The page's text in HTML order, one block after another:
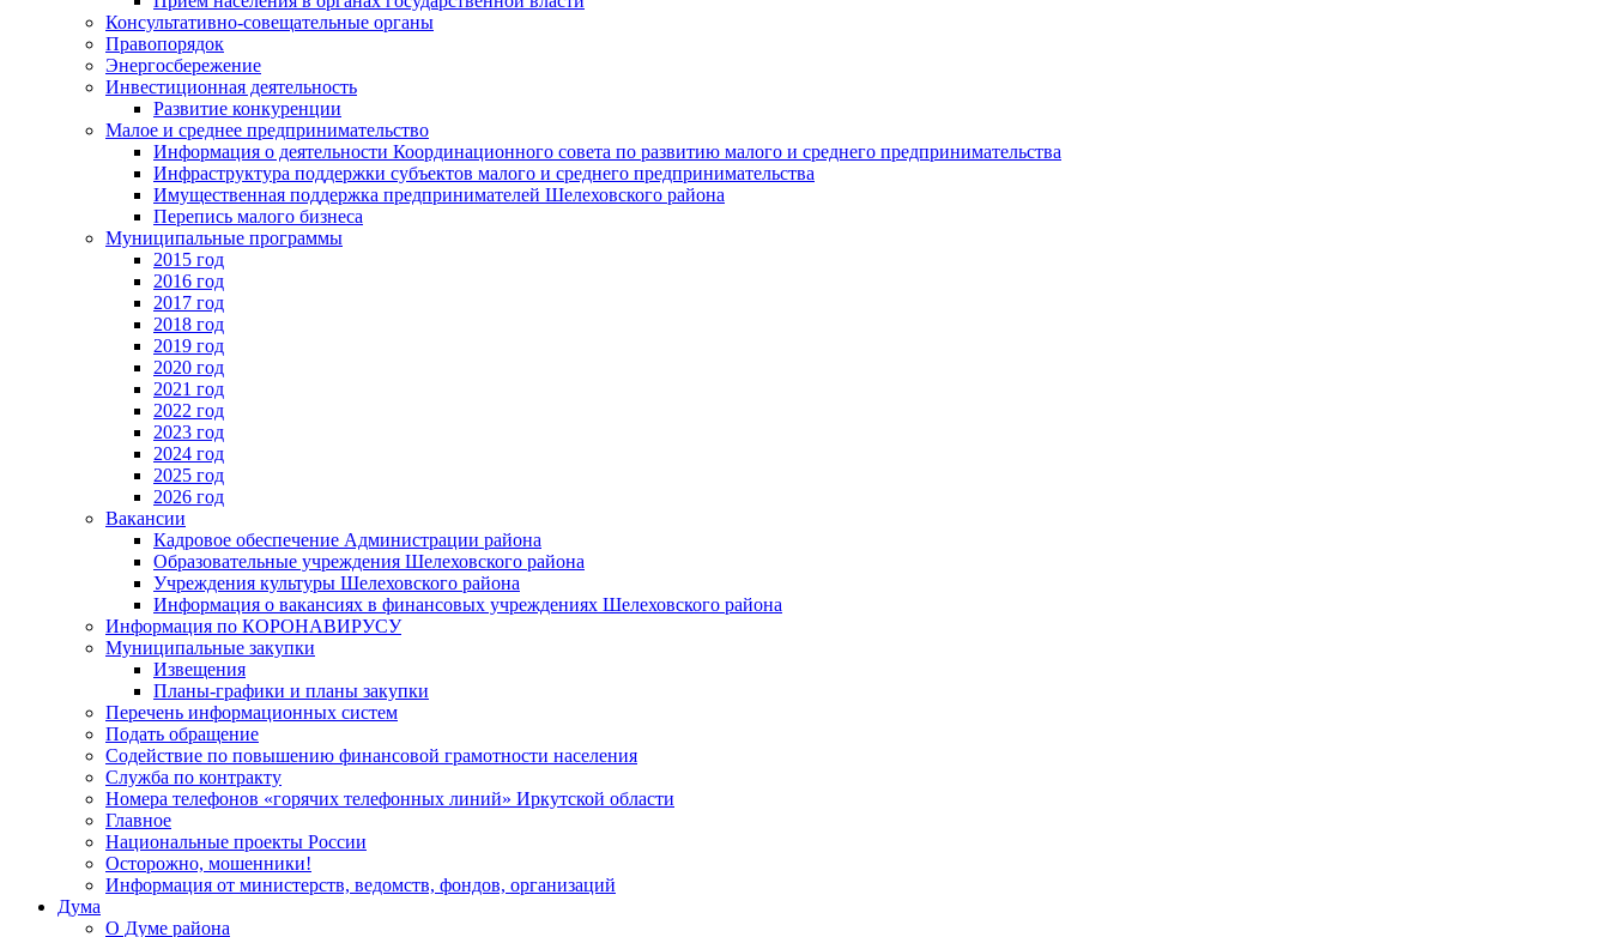
Консультативно-совещательные органы
Правопорядок
Энергосбережение
Инвестиционная деятельность
Развитие конкуренции
Малое и среднее предпринимательство
Информация о деятельности Координационного совета по развитию малого и среднего предпринимательства
Инфраструктура поддержки субъектов малого и среднего предпринимательства
Имущественная поддержка предпринимателей Шелеховского района
Перепись малого бизнеса
Муниципальные программы
2015 год
2016 год
2017 год
2018 год
2019 год
2020 год
2021 год
2022 год
2023 год
2024 год
2025 год
2026 год
Вакансии
Кадровое обеспечение Администрации района
Образовательные учреждения Шелеховского района
Учреждения культуры Шелеховского района
Информация о вакансиях в финансовых учреждениях Шелеховского района
Информация по КОРОНАВИРУСУ
Муниципальные закупки
Извещения
Планы-графики и планы закупки
Перечень информационных систем
Подать обращение
Содействие по повышению финансовой грамотности населения
Служба по контракту
Номера телефонов «горячих телефонных линий» Иркутской области
Главное
Национальные проекты России
Осторожно, мошенники!
Информация от министерств, ведомств, фондов, организаций
Дума
О Думе района